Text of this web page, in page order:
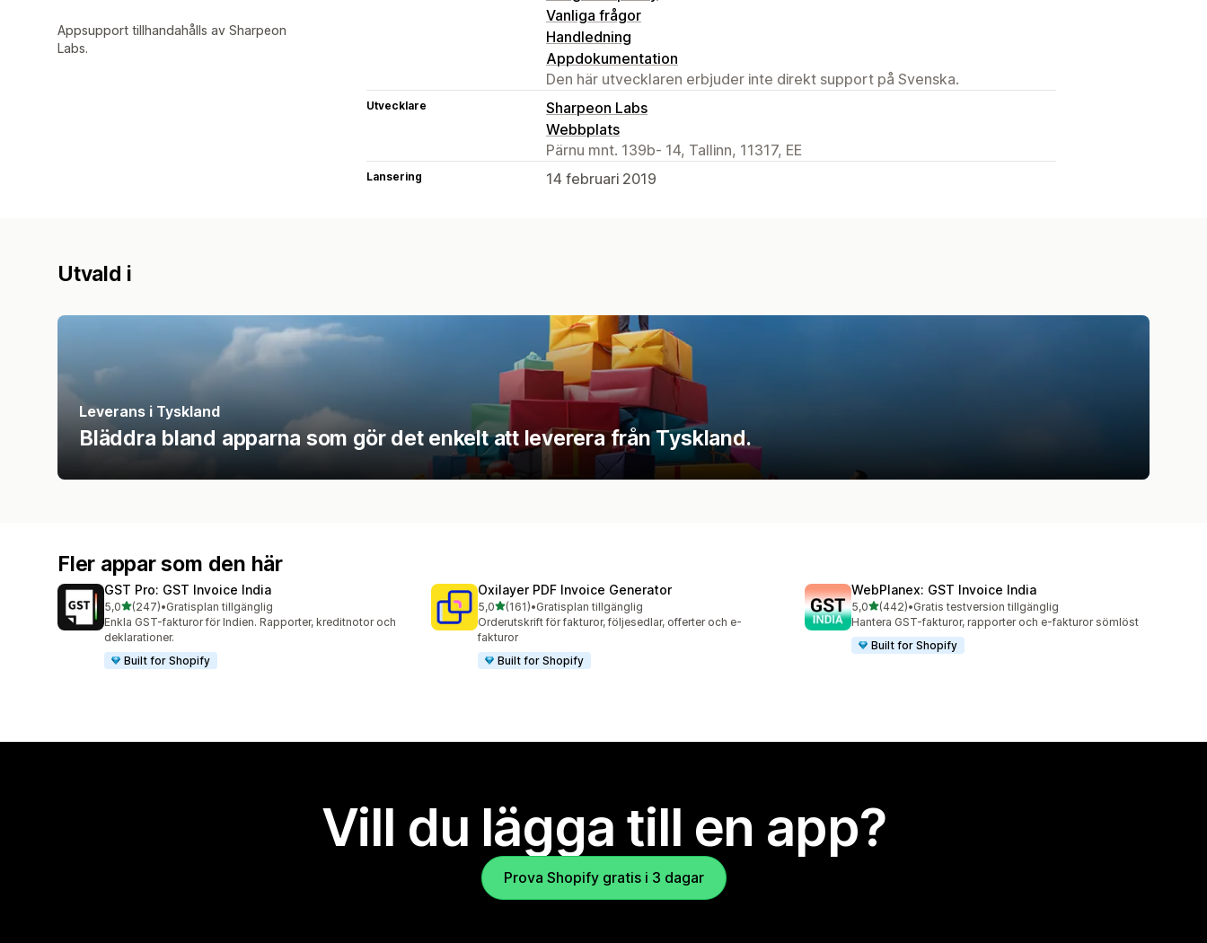
Appsupport tillhandahålls av Sharpeon
Labs.
Vanliga frågor
Handledning
Appdokumentation
Den här utvecklaren erbjuder inte direkt support på Svenska.
Utvecklare
Sharpeon Labs
Webbplats
Pärnu mnt. 139b- 14, Tallinn, 11317, EE
Lansering 14 februari 2019
Utvald i
Leverans i Tyskland
Bläddra bland apparna som gör det enkelt att leverera från Tyskland.
Fler appar som den här
GST Pro: GST Invoice India
5,0av 5 stjärnor
(247)
247 recensioner totalt
•Gratisplan tillgänglig
Enkla GST-fakturor för Indien. Rapporter, kreditnotor och
deklarationer.
Built for Shopify
Oxilayer PDF Invoice Generator
5,0av 5 stjärnor
(161)
161 recensioner totalt
•Gratisplan tillgänglig
Orderutskrift för fakturor, följesedlar, offerter och e-
fakturor
Built for Shopify
WebPlanex: GST Invoice India
5,0av 5 stjärnor
(442)
442 recensioner totalt
•Gratis testversion tillgänglig
Hantera GST-fakturor, rapporter och e-fakturor sömlöst
Built for Shopify
Vill du lägga till en app?
Prova Shopify gratis i 3 dagar